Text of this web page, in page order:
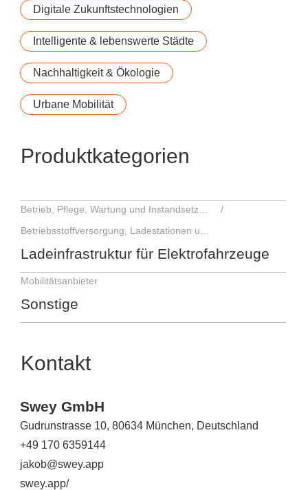
Digitale Zukunftstechnologien
Intelligente & lebenswerte Städte
Nachhaltigkeit & Ökologie
Urbane Mobilität
Produktkategorien
Ladeinfrastruktur für Elektrofahrzeuge
Mobilitätsanbieter
Sonstige
Kontakt
Swey GmbH
Gudrunstrasse 10, 80634 München, Deutschland
+49 170 6359144
jakob@swey.app
swey.app/